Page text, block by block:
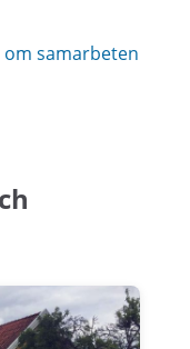
om samarbeten